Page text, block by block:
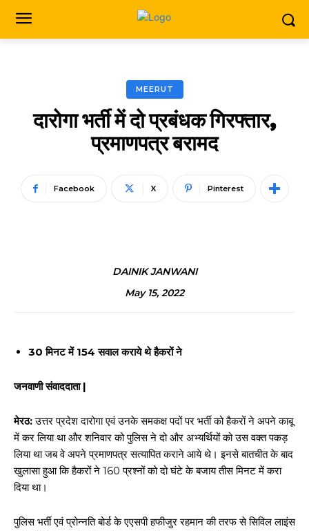
MEERUT
दारोगा भर्ती में दो प्रबंधक गिरफ्तार,
प्रमाणपत्र बरामद
Facebook X Pinterest
DAINIK JANWANI
May 15, 2022
30 मिनट में 154 सवाल कराये थे हैकरों ने
जनवाणी संवाददाता |
मेरठ:उत्तर प्रदेश दारोगा एवं उनके समकक्ष पदों पर भर्ती को हैकरों ने अपने काबू
में कर लिया था और शनिवार को पुलिस ने दो और अभ्यर्थियों को उस वक्त पकड़
लिया था जब वे अपने प्रमाणपत्र सत्यापित कराने आये थे। इनसे बातचीत के बाद
खुलासा हुआ कि हैकरों ने 160 प्रश्नों को दो घंटे के बजाय तीस मिनट में करा
दिया था।
पुलिस भर्ती एवं प्रोन्नति बोर्ड के एएसपी हफीजुर रहमान की तरफ से सिविल लाइंस